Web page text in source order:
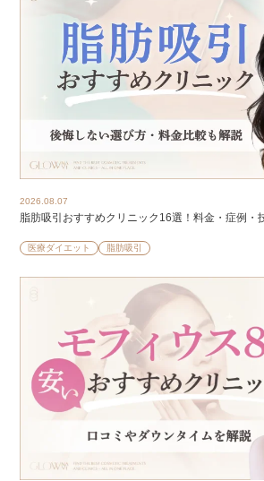
2026.08.07
脂肪吸引おすすめクリニック16選！料金・症例・
医療ダイエット 脂肪吸引